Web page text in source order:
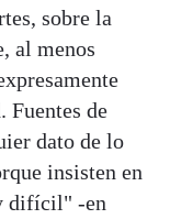
sobre la
al menos
Fuentes de
dato de lo
insisten en
difícil" -en